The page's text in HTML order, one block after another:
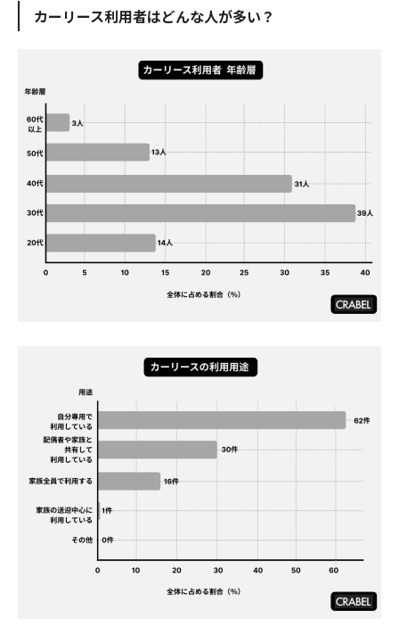
カーリース利用者はどんな人が多い？